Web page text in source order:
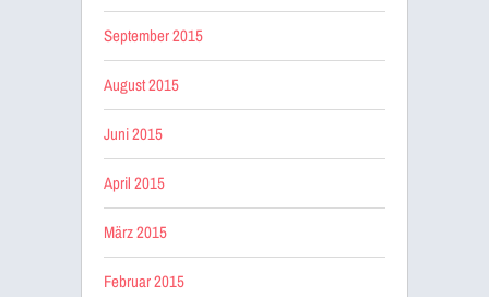
September 2015
August 2015
Juni 2015
April 2015
März 2015
Februar 2015